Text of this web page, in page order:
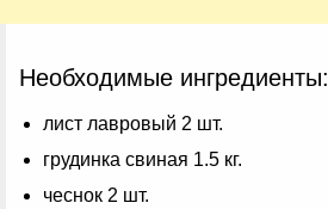
Необходимые ингредиенты:
лист лавровый 2 шт.
грудинка свиная 1.5 кг.
чеснок 2 шт.